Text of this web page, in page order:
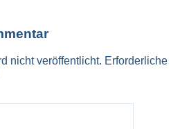
nicht veröffentlicht. Erforderliche